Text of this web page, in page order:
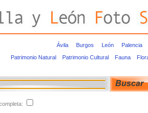
Ávila Burgos León
Palencia
Patrimonio Natural
Patrimonio Cultural Fauna